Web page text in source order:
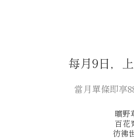
每月9日，
當月單條即享
曠野
百花
彷彿